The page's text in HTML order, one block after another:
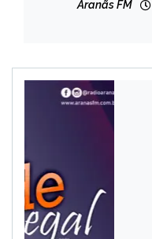
Aranãs FM